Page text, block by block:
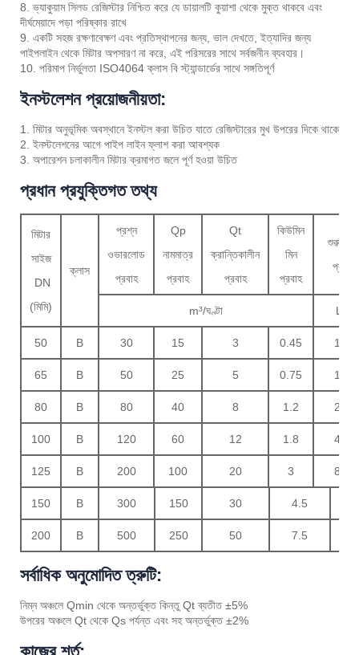
8. ভ্যাকুয়াম সিলড রেজিস্টার নিশ্চিত করে যে ডায়ালটি কুয়াশা থেকে মুক্ত থাকবে এবং
দীর্ঘমেয়াদে পড়া পরিষ্কার রাখে
9. একটি সহজ রক্ষণাবেক্ষণ এবং প্রতিস্থাপনের জন্য, ভাল দেখতে, ইত্যাদির জন্য
পাইপলাইন থেকে মিটার অপসারণ না করে, এই পরিসরের সাথে সর্বজনীন ব্যবহার।
10. পরিমাপ নির্ভুলতা ISO4064 ক্লাস বি স্ট্যান্ডার্ডের সাথে সঙ্গতিপূর্ণ
ইনস্টলেশন প্রয়োজনীয়তা:
1. মিটার অনুভূমিক অবস্থানে ইনস্টল করা উচিত যাতে রেজিস্টারের মুখ উপরের দিকে থাকে
2. ইনস্টলেশনের আগে পাইপ লাইন ফ্লাশ করা আবশ্যক
3. অপারেশন চলাকালীন মিটার ক্রমাগত জলে পূর্ণ হওয়া উচিত
প্রধান প্রযুক্তিগত তথ্য
মিটার
সাইজ
DN
(মিমি)
ক্লাস
প্রশ্ন
ওভারলোড
প্রবাহ
Qp
নামমাত্র
প্রবাহ
Qt
ক্রান্তিকালীন
প্রবাহ
কিউমিন
মিন
প্রবাহ
শুরু হচ্ছে
প্রবাহ
m³/ঘণ্টা L/h
50 B 30 15 3 0.45 150
65 B 50 25 5 0.75 170
80 B 80 40 8 1.2 280
100 B 120 60 12 1.8 400
125 B 200 100 20 3 800
150 B 300 150 30 4.5
200 B 500 250 50 7.5
সর্বাধিক অনুমোদিত ত্রুটি:
নিম্ন অঞ্চলে Qmin থেকে অন্তর্ভুক্ত কিন্তু Qt ব্যতীত ±5%
উপরের অঞ্চলে Qt থেকে Qs পর্যন্ত এবং সহ অন্তর্ভুক্ত ±2%